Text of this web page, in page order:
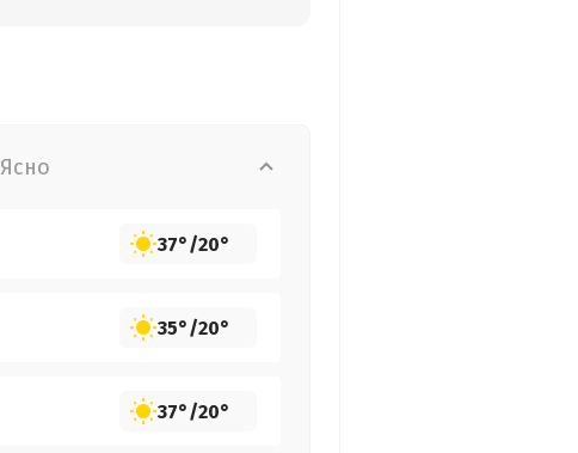
Ясно
37°/20°
35°/20°
37°/20°